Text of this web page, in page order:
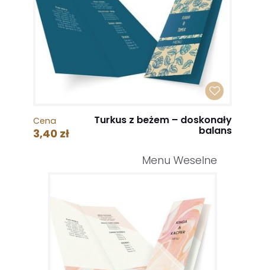
Cena
3,40 zł
Turkus z beżem – doskonały
balans
Menu Weselne